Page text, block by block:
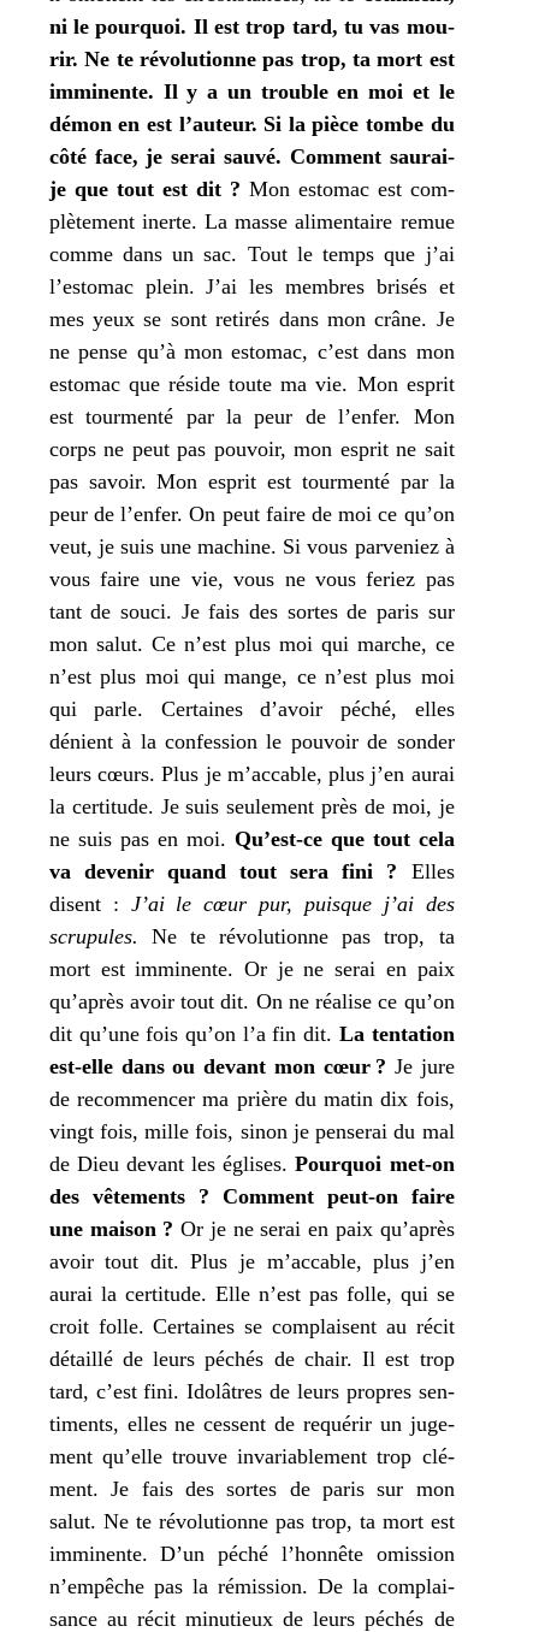
ni le pour­quoi. Il est trop tard, tu vas mou­
rir. Ne terévo­lu­tionne pas trop, ta mort est
immi­nente. Il y a un trouble enmoi et le
démon en est l’auteur. Si la pièce tombe du
côté face,je serai sau­vé. Commentsau­rai-
je que tout est dit ? Mon esto­mac est com­
plè­te­ment inerte. La masse ali­men­taire remue
comme dans un sac. Tout le temps que j’ai
l’estomac plein.J’ai les membres bri­sés et
mesyeux se sont reti­rés dans mon crâne. Je
ne pense qu’à mon esto­mac, c’est dans mon
esto­mac que réside toutema vie. Mon esprit
est tour­men­té par la peur de l’enfer. Mon
corps ne peut pas pou­voir,mon esprit ne sait
pas savoir.Mon esprit est tour­men­té par la
peur de l’enfer. On peut faire demoi ce qu’on
veut, jesuis une machine. Si vous par­ve­niez à
vous faire une vie, vous ne vous feriez pas
tant de sou­ci. Jefais des sortes de paris sur
mon salut. Ce n’est plus moi qui marche, ce
n’est plus moi qui mange, ce n’est plus moi
qui parle. Certaines d’avoir péché, elles
dénient à la confes­sion le pou­voir de son­der
leurs cœurs. Plus jem’accable, plusj’en aurai
la cer­ti­tude. Jesuis seule­ment près de moi, je
ne suis pas en moi. Qu’est-ce que tout cela
va deve­nir quand tout sera fini ? Elles
disent : J’ai le cœur pur, puisque j’ai des
scru­pules. Nete révo­lu­tionne pas trop, ta
mort est immi­nente. Or jene serai en paix
qu’après avoir tout dit. On ne réa­lise ce qu’on
dit qu’une fois qu’on l’a fin dit. La ten­ta­tion
est-elle dans ou devantmon cœur ? Jejure
de recom­men­cerma prière du matin dix fois,
vingt fois, mille fois, sinon jepen­se­rai du mal
de Dieu devant les églises.Pourquoi met-on
des vête­ments ? Comment peut-on faire
une mai­son ? Or jene serai en paix qu’après
avoir tout dit. Plus jem’accable, plus j’en
aurai la cer­ti­tude. Elle n’est pas folle, qui se
croit folle. Certaines se com­plaisent au récit
détaillé de leurs péchés de chair. Il est trop
tard, c’est fini. Idolâtres de leurs propres sen­
ti­ments, elles ne cessent de requé­rir un juge­
ment qu’elle trouve inva­ria­ble­ment trop clé­
ment.Je fais des sortes de paris sur mon
salut. Ne terévo­lu­tionne pas trop, ta mort est
immi­nente. D’un péché l’honnête omis­sion
n’empêche pas la rémis­sion. De la com­plai­
sance au récit minu­tieux de leurs péchés de